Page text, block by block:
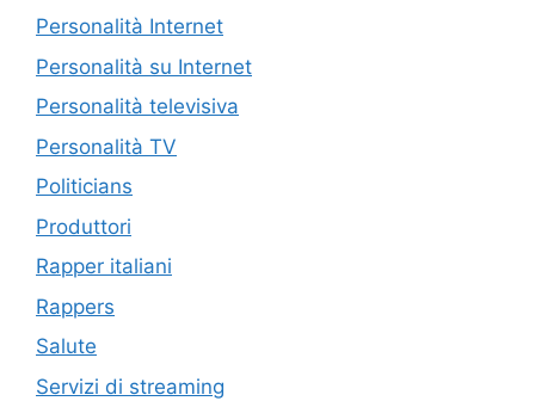
Personalità Internet
Personalità su Internet
Personalità televisiva
Personalità TV
Politicians
Produttori
Rapper italiani
Rappers
Salute
Servizi di streaming